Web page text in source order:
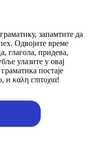
запамтите да
Одвојите време
глагола, придева,
улазите у овај
постаје
и καλη επιτυχια!